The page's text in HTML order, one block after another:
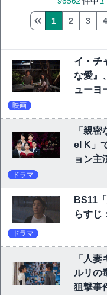
1 2 3 4
イ・チ
な愛』
ューヨ
映画
「親
el K」
ョン主
ドラマ
BS11
らすじ
ドラマ
「人
ルリの
狙撃事